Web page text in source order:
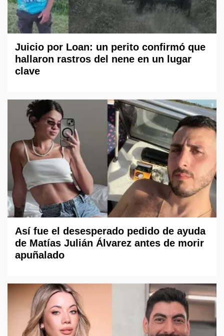
Juicio por Loan: un perito confirmó que
hallaron rastros del nene en un lugar
clave
Así fue el desesperado pedido de ayuda
de Matías Julián Álvarez antes de morir
apuñalado